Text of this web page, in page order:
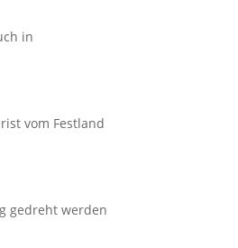
in
vom Festland
gedreht werden